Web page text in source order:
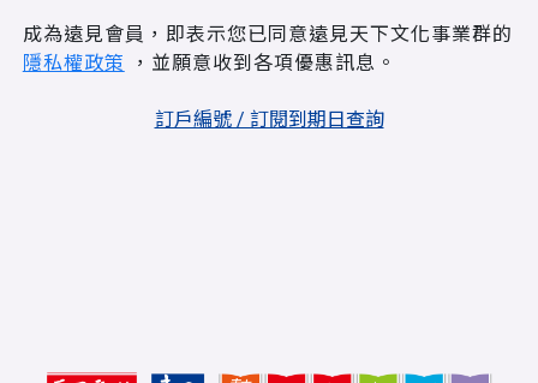
成為遠見會員，即表示您已同意遠見天下文化事業群的
隱私權政策 ，並願意收到各項優惠訊息。
訂戶編號 / 訂閱到期日查詢